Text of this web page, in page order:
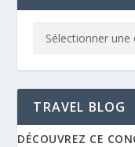
TRAVEL BLOG
DÉCOUVREZ CE